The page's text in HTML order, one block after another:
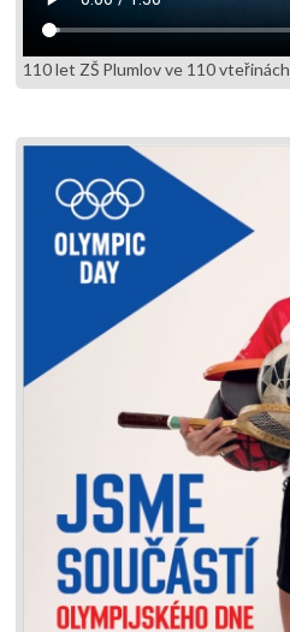
110 let ZŠ Plumlov ve 110 vteřinách